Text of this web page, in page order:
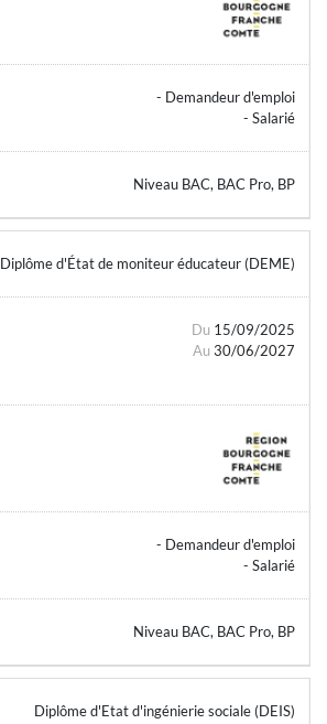
- Demandeur d'emploi
- Salarié
Niveau BAC, BAC Pro, BP
Diplôme d'État de moniteur éducateur (DEME)
Du 15/09/2025
Au 30/06/2027
- Demandeur d'emploi
- Salarié
Niveau BAC, BAC Pro, BP
Diplôme d'Etat d'ingénierie sociale (DEIS)